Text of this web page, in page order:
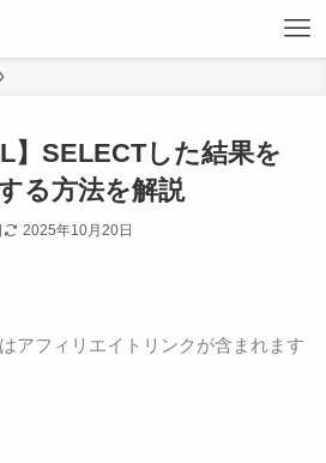
】SELECTした結果を
る方法を解説
2025年10月20日
アフィリエイトリンクが含まれます